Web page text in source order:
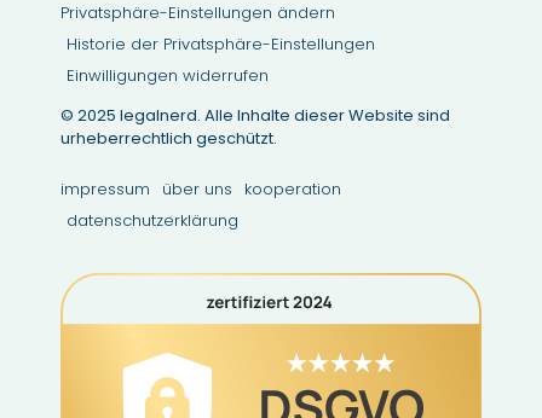
Privatsphäre-Einstellungen ändern
Historie der Privatsphäre-Einstellungen
Einwilligungen widerrufen
© 2025 legalnerd. Alle Inhalte dieser Website sind
urheberrechtlich geschützt.
impressum über uns
kooperation
datenschutzerklärung